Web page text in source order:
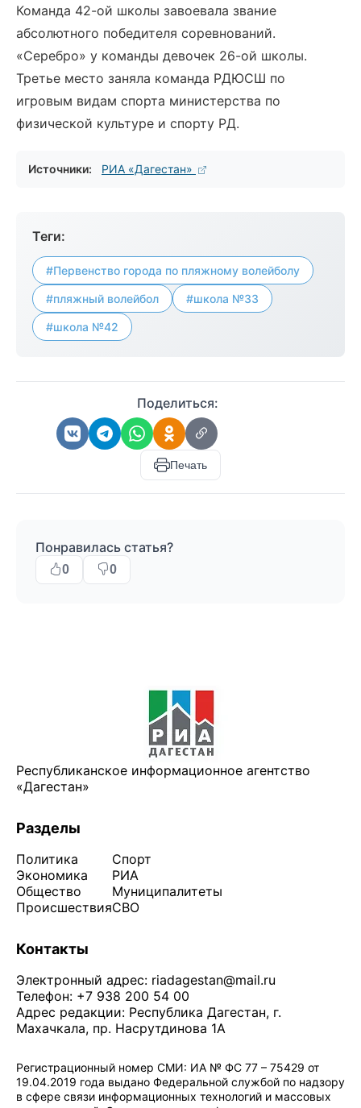
Команда 42-ой школы завоевала звание
абсолютного победителя соревнований.
«Серебро» у команды девочек 26-ой школы.
Третье место заняла команда РДЮСШ по
игровым видам спорта министерства по
физической культуре и спорту РД.
Источники: РИА «Дагестан»
Теги:
#Первенство города по пляжному волейболу
#пляжный волейбол #школа №33
#школа №42
Поделиться:
Печать
Понравилась статья?
0 0
Республиканское информационное агентство
«Дагестан»
Разделы
Политика
Экономика
Общество
Происшествия
Спорт
РИА
Муниципалитеты
СВО
Контакты
Электронный адрес: riadagestan@mail.ru
Телефон: +7 938 200 54 00
Адрес редакции: Республика Дагестан, г.
Махачкала, пр. Насрутдинова 1А
Регистрационный номер СМИ: ИА № ФС 77 – 75429 от
19.04.2019 года выдано Федеральной службой по надзору
в сфере связи информационных технологий и массовых